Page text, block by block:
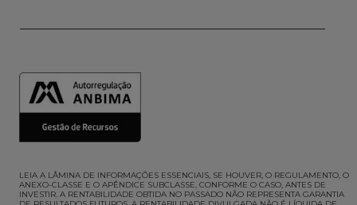
LEIA A LÂMINA DE INFORMAÇÕES ESSENCIAIS, SE HOUVER, O REGULAMENTO, O
ANEXO-CLASSE E O APÊNDICE SUBCLASSE, CONFORME O CASO, ANTES DE
INVESTIR. A RENTABILIDADE OBTIDA NO PASSADO NÃO REPRESENTA GARANTIA